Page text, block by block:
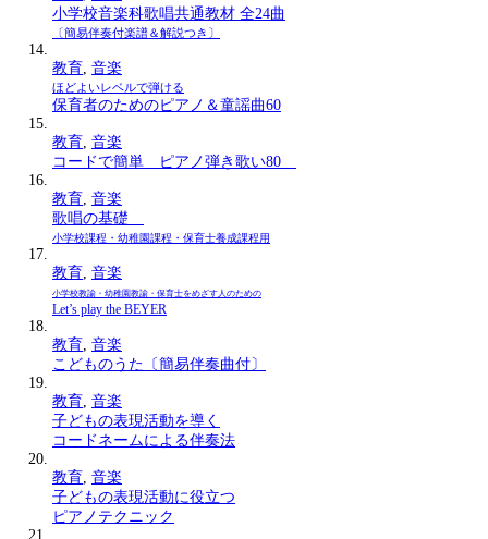
小学校音楽科歌唱共通教材 全24曲
〔簡易伴奏付楽譜＆解説つき〕
教育 音楽
ほどよいレベルで弾ける
保育者のためのピアノ＆童謡曲60
教育 音楽
コードで簡単 ピアノ弾き歌い80
教育 音楽
歌唱の基礎
小学校課程・幼稚園課程・保育士養成課程用
教育 音楽
小学校教諭・幼稚園教諭・保育士をめざす人のための
Let’s play the BEYER
教育 音楽
こどものうた〔簡易伴奏曲付〕
教育 音楽
子どもの表現活動を導く
コードネームによる伴奏法
教育 音楽
子どもの表現活動に役立つ
ピアノテクニック